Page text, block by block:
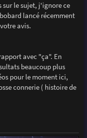
sur le sujet, j'ignore ce
lancé récemment
avis.
avec "ça". En
beaucoup plus
pour le moment ici,
connerie ( histoire de